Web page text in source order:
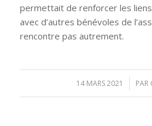
permettait de renforcer les
avec d’autres bénévoles de
rencontre pas autrement.
14 MARS 2021
/ PAR